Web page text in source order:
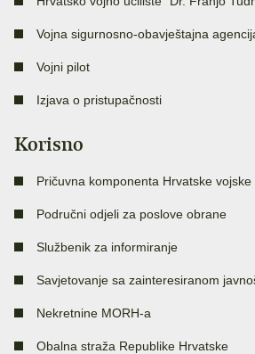
Vojna sigurnosno-obavještajna
Vojni pilot
Izjava o pristupačnosti
Korisno
Pričuvna komponenta Hrvatske vojske
Područni odjeli za poslove obrane
Službenik za informiranje
Savjetovanje sa zainteresiranom
Nekretnine MORH-a
Obalna straža Republike Hrvatske